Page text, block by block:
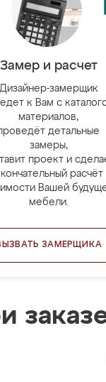
Замер и расчет
Дизайнер-замерщик
к Вам с
материалов,
детальные
замеры,
проект и
расчёт
Вашей
мебели.
ЗАМЕРЩИКА